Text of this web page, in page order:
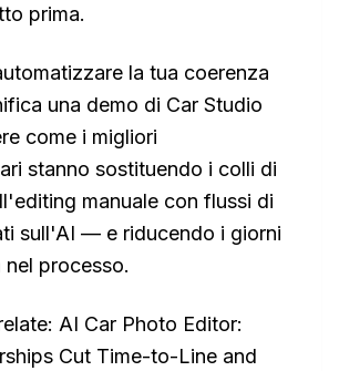
prima.
la tua coerenza
una demo di Car Studio
come i migliori
stanno sostituendo i colli di
manuale con flussi di
sull'AI — e riducendo i giorni
processo.
AI Car Photo Editor:
Cut Time-to-Line and